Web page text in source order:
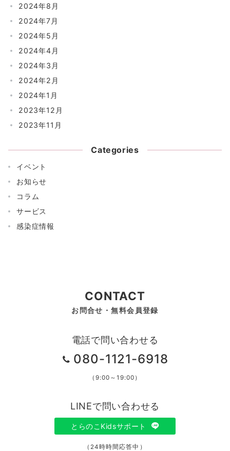
2024年8月
2024年7月
2024年5月
2024年4月
2024年3月
2024年2月
2024年1月
2023年12月
2023年11月
Categories
イベント
お知らせ
コラム
サービス
感染症情報
CONTACT
お問合せ・無料会員登録
電話で問い合わせる
080-1121-6918
（9:00～19:00）
LINEで問い合わせる
とらのこKidsサポート
（24時時間応答中）